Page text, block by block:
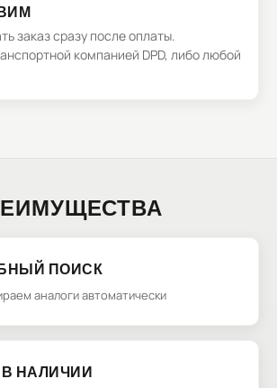
заказ сразу после оплаты.
компанией DPD, либо любой
ПОИСК
аналоги автоматически
В НАЛИЧИИ